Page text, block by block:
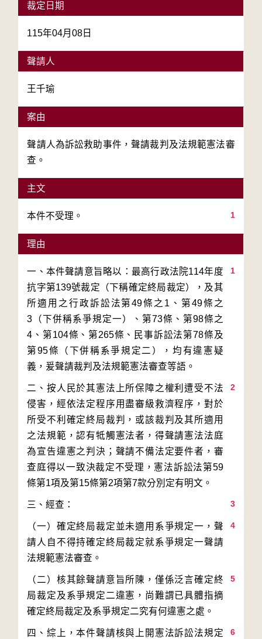
裁定日期
115年04月08日
聲請人
王千瑜
案由
聲請人為訴訟救助事件，聲請裁判及法規範憲法審
查。
主文
1
本件不受理。
理由
1
一、本件聲請意旨略以：最高行政法院114年度
抗字第139號裁定（下稱確定終局裁定），及其
所適用之行政訴訟法第49條之1、第49條之
3（下併稱系爭規定一）、第73條、第98條之
4、第104條、第265條、民事訴訟法第78條及
第95條（下併稱系爭規定二），均有違憲疑
2
二、按人民於其憲法上所保障之權利遭受不法
侵害，經依法定程序用盡審級救濟程序，對於
所受不利確定終局裁判，或該裁判及其所適用
之法規範，認有牴觸憲法者，得聲請憲法法庭
為宣告違憲之判決；聲請不備法定要件者，審
查庭得以一致決裁定不受理，憲法訴訟法第59
3
4
（一）確定終局裁定並未適用系爭規定一，聲
請人自不得持確定終局裁定就系爭規定一聲請
5
（二）核其餘聲請意旨所陳，僅係泛言確定終
局裁定及系爭規定二違憲，尚難謂已具體指摘
6
四、綜上，本件聲請核與上開憲法訴訟法規定